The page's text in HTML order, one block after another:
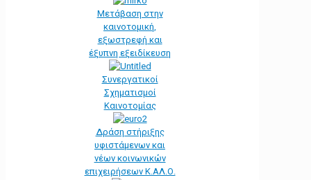
Μετάβαση στην
καινοτομική,
εξωστρεφή και
έξυπνη εξειδίκευση
Συνεργατικοί
Σχηματισμοί
Καινοτομίας
Δράση στήριξης
υφιστάμενων και
νέων κοινωνικών
επιχειρήσεων Κ.ΑΛ.Ο.